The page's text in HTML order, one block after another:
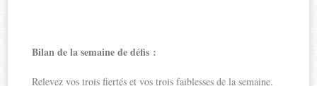
Bilan de la semaine de défis :
Relevez vos trois fiertés et vos trois faiblesses de la semaine.